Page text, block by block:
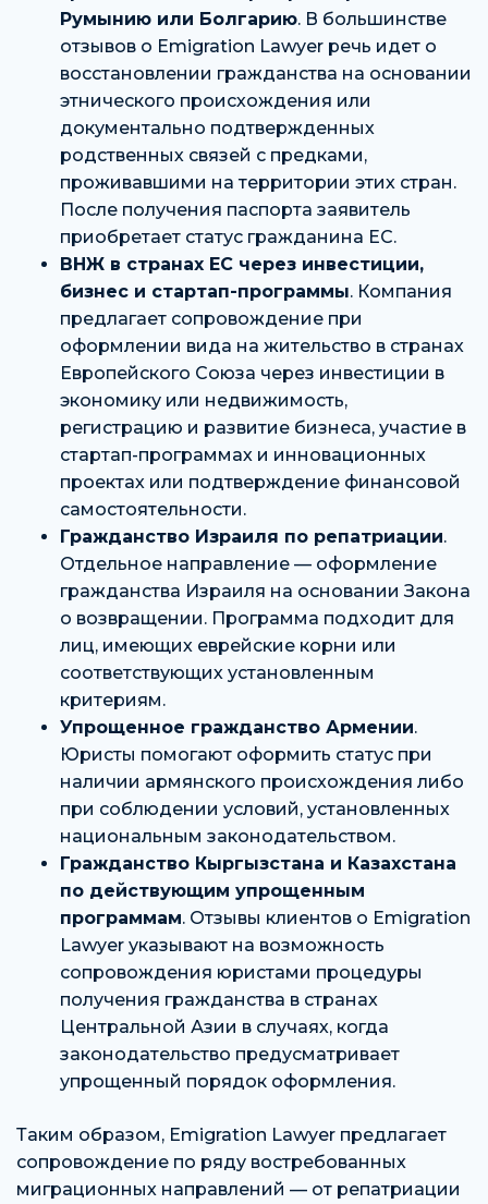
Румынию или Болгарию. В большинстве
отзывов о Emigration Lawyer речь идет о
восстановлении гражданства на основании
этнического происхождения или
документально подтвержденных
родственных связей с предками,
проживавшими на территории этих стран.
После получения паспорта заявитель
приобретает статус гражданина ЕС.
ВНЖ в странах ЕС через инвестиции,
бизнес и стартап-программы. Компания
предлагает сопровождение при
оформлении вида на жительство в странах
Европейского Союза через инвестиции в
экономику или недвижимость,
регистрацию и развитие бизнеса, участие в
стартап-программах и инновационных
проектах или подтверждение финансовой
самостоятельности.
Гражданство Израиля по репатриации.
Отдельное направление — оформление
гражданства Израиля на основании Закона
о возвращении. Программа подходит для
лиц, имеющих еврейские корни или
соответствующих установленным
критериям.
Упрощенное гражданство Армении.
Юристы помогают оформить статус при
наличии армянского происхождения либо
при соблюдении условий, установленных
национальным законодательством.
Гражданство Кыргызстана и Казахстана
по действующим упрощенным
программам. Отзывы клиентов о Emigration
Lawyer указывают на возможность
сопровождения юристами процедуры
получения гражданства в странах
Центральной Азии в случаях, когда
законодательство предусматривает
упрощенный порядок оформления.
Таким образом, Emigration Lawyer предлагает
сопровождение по ряду востребованных
миграционных направлений — от репатриации